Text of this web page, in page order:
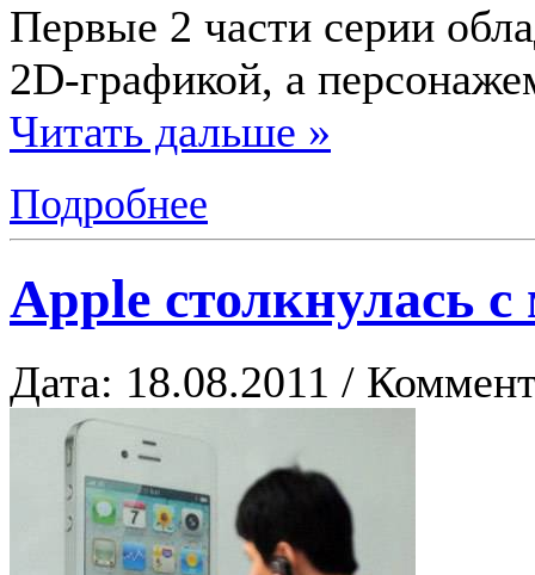
Первые 2 части серии
2D-графикой, а
Читать дальше »
Подробнее
Apple столкнулась
Дата: 18.08.2011 /